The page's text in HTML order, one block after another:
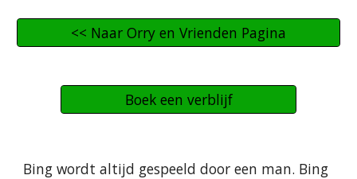
<< Naar Orry en Vrienden Pagina
Boek een verblijf
Bing wordt altijd gespeeld door een man. Bing